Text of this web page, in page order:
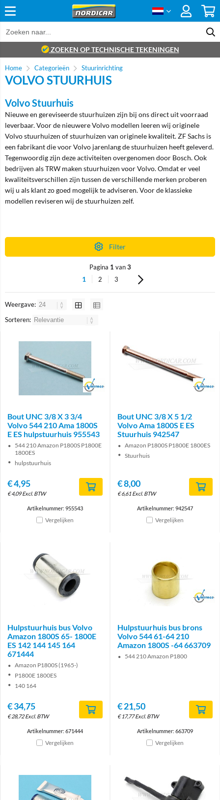
ZOEKEN OP TECHNISCHE TEKENINGEN
Home Categorieën Stuurinrichting
VOLVO STUURHUIS
Volvo Stuurhuis
Nieuwe en gereviseerde stuurhuizen zijn bij ons direct uit voorraad
leverbaar. Voor de nieuwere Volvo modellen leeren wij originele
Volvo stuurhuizen of stuurhuizen van originele kwaliteit. ZF Sachs is
een fabrikant die voor Volvo jarenlang de stuurhuizen heeft geleverd.
Tegenwoordig zijn deze activiteiten overgenomen door Bosch. Ook
bedrijven als TRW maken stuurhuizen voor Volvo. Omdat er veel
kwaliteitsverschillen zijn tussen de verschillende merken proberen
wij u als klant zo goed mogelijk te adviseren. Voor de klassieke
modellen reviseren wij de stuurhuizen zelf.
Filter
Pagina 1 van3
1 2 3
Weergave:
Sorteren:
Brand
Bout UNC 3/8 X 3 3/4
Volvo 544 210 Ama 1800S
E ES hulpstuurhuis 955543
544 210 Amazon P1800S P1800E
1800ES
hulpstuurhuis
€4,95
€4,09 Excl. BTW
Artikelnummer: 955543
Vergelijken
Brand
Bout UNC 3/8 X 5 1/2
Volvo Ama 1800S E ES
Stuurhuis 942547
Amazon P1800S P1800E 1800ES
Stuurhuis
€8,00
€6,61 Excl. BTW
Artikelnummer: 942547
Vergelijken
Hulpstuurhuis bus Volvo
Amazon 1800S 65- 1800E
ES 142 144 145 164
671444
Amazon P1800S (1965-)
P1800E 1800ES
140 164
€34,75
€28,72 Excl. BTW
Artikelnummer: 671444
Vergelijken
Brand
Hulpstuurhuis bus brons
Volvo 544 61-64 210
Amazon 1800S -64 663709
544 210 Amazon P1800
€21,50
€17,77 Excl. BTW
Artikelnummer: 663709
Vergelijken